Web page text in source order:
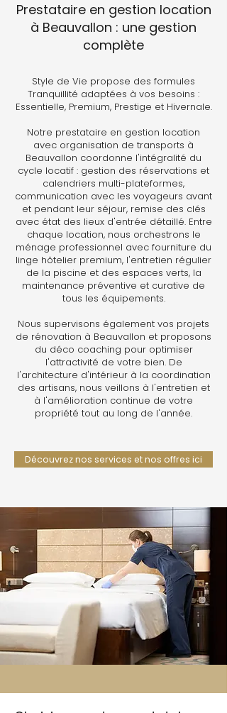
Prestataire en gestion location
à Beauvallon : une gestion
complète
Style de Vie propose des formules
Tranquillité adaptées à vos besoins :
Essentielle, Premium, Prestige et Hivernale.
Notre prestataire en gestion location
avec organisation de transports à
Beauvallon coordonne l'intégralité du
cycle locatif : gestion des réservations et
calendriers multi-plateformes,
communication avec les voyageurs avant
et pendant leur séjour, remise des clés
avec état des lieux d'entrée détaillé. Entre
chaque location, nous orchestrons le
ménage professionnel avec fourniture du
linge hôtelier premium, l'entretien régulier
de la piscine et des espaces verts, la
maintenance préventive et curative de
tous les équipements.
Nous supervisons également vos projets
de rénovation à Beauvallon et proposons
du déco coaching pour optimiser
l'attractivité de votre bien. De
l'architecture d'intérieur à la coordination
des artisans, nous veillons à l'entretien et
à l'amélioration continue de votre
propriété tout au long de l'année.
Découvrez nos services et nos offres ici